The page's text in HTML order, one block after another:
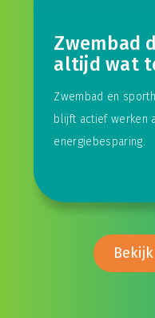
Zwembad
altijd wat
Zwembad en
blijft actief werken
energiebesparing.